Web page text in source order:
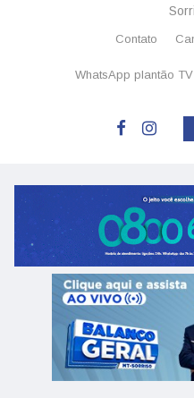
Contato
WhatsApp plantão